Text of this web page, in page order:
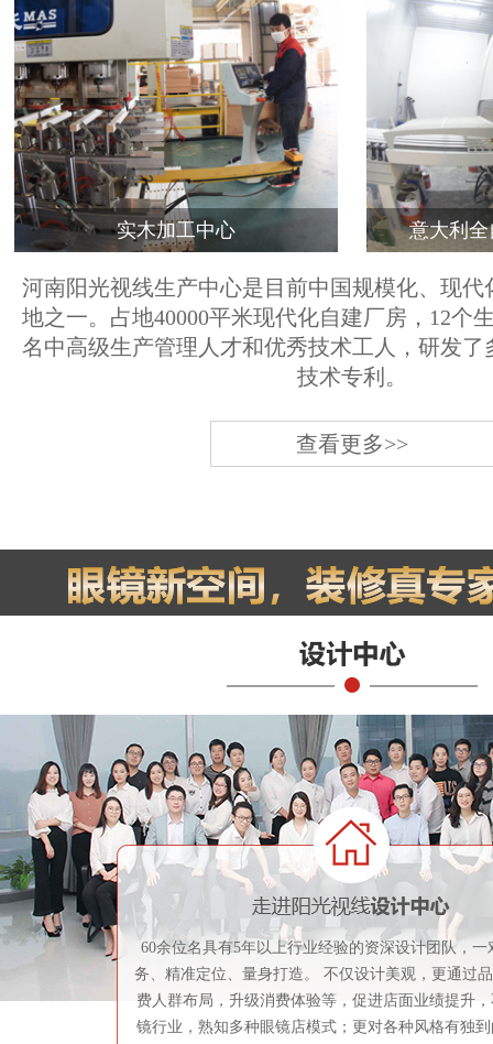
实木加工中心 意大利
河南阳光视线生产中心是目前中国规模化、现代
地之一。占地40000平米现代化自建厂房，12个
名中高级生产管理人才和优秀技术工人，研发了
技术专利。
查看更多>>
60余位名具有5年以上行业经验的资深设计团队，一
务、精准定位、量身打造。 不仅设计美观，更通过
费人群布局，升级消费体验等，促进店面业绩提升
镜行业，熟知多种眼镜店模式；更对各种风格有独